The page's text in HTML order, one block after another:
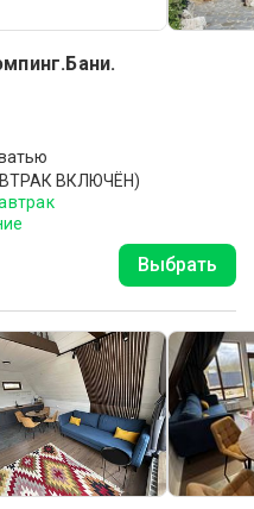
ВКЛЮЧЁН)
Выбрать